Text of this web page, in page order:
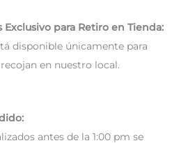
Exclusivo para Retiro en Tienda:
disponible únicamente para
en nuestro local.
antes de la 1:00 pm se